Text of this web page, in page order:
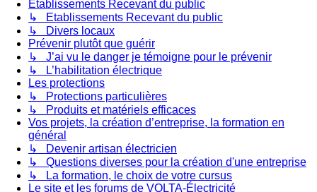
Etablissements Recevant du public
↳ Etablissements Recevant du public
↳ Divers locaux
Prévenir plutôt que guérir
↳ J’ai vu le danger je témoigne pour le prévenir
↳ L’habilitation électrique
Les protections
↳ Protections particulières
↳ Produits et matériels efficaces
Vos projets, la création d’entreprise, la formation en
général
↳ Devenir artisan électricien
↳ Questions diverses pour la création d'une entreprise
↳ La formation, le choix de votre cursus
Le site et les forums de VOLTA-Électricité